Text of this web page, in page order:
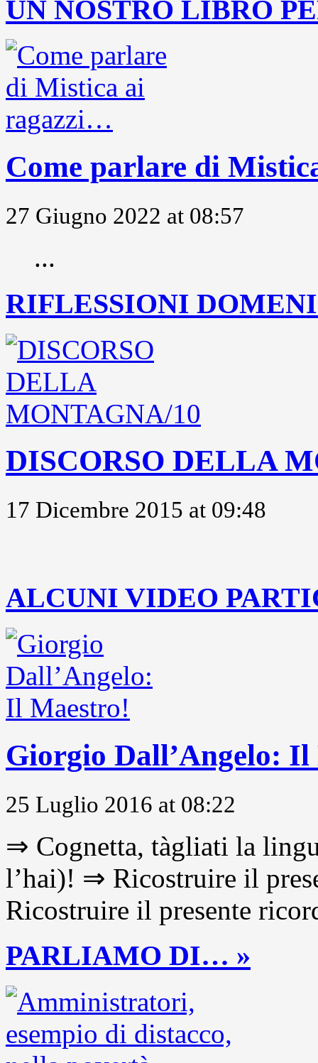
UN NOSTRO LIBRO
Come parlare di
27 Giugno 2022 at 08:57
...
RIFLESSIONI
DISCORSO DELLA
17 Dicembre 2015 at 09:48
ALCUNI VIDEO
Giorgio Dall’Angelo:
25 Luglio 2016 at 08:22
⇒ Cognetta, tàgliati la
l’hai)! ⇒ Ricostruire il
Ricostruire il presente
PARLIAMO DI… »